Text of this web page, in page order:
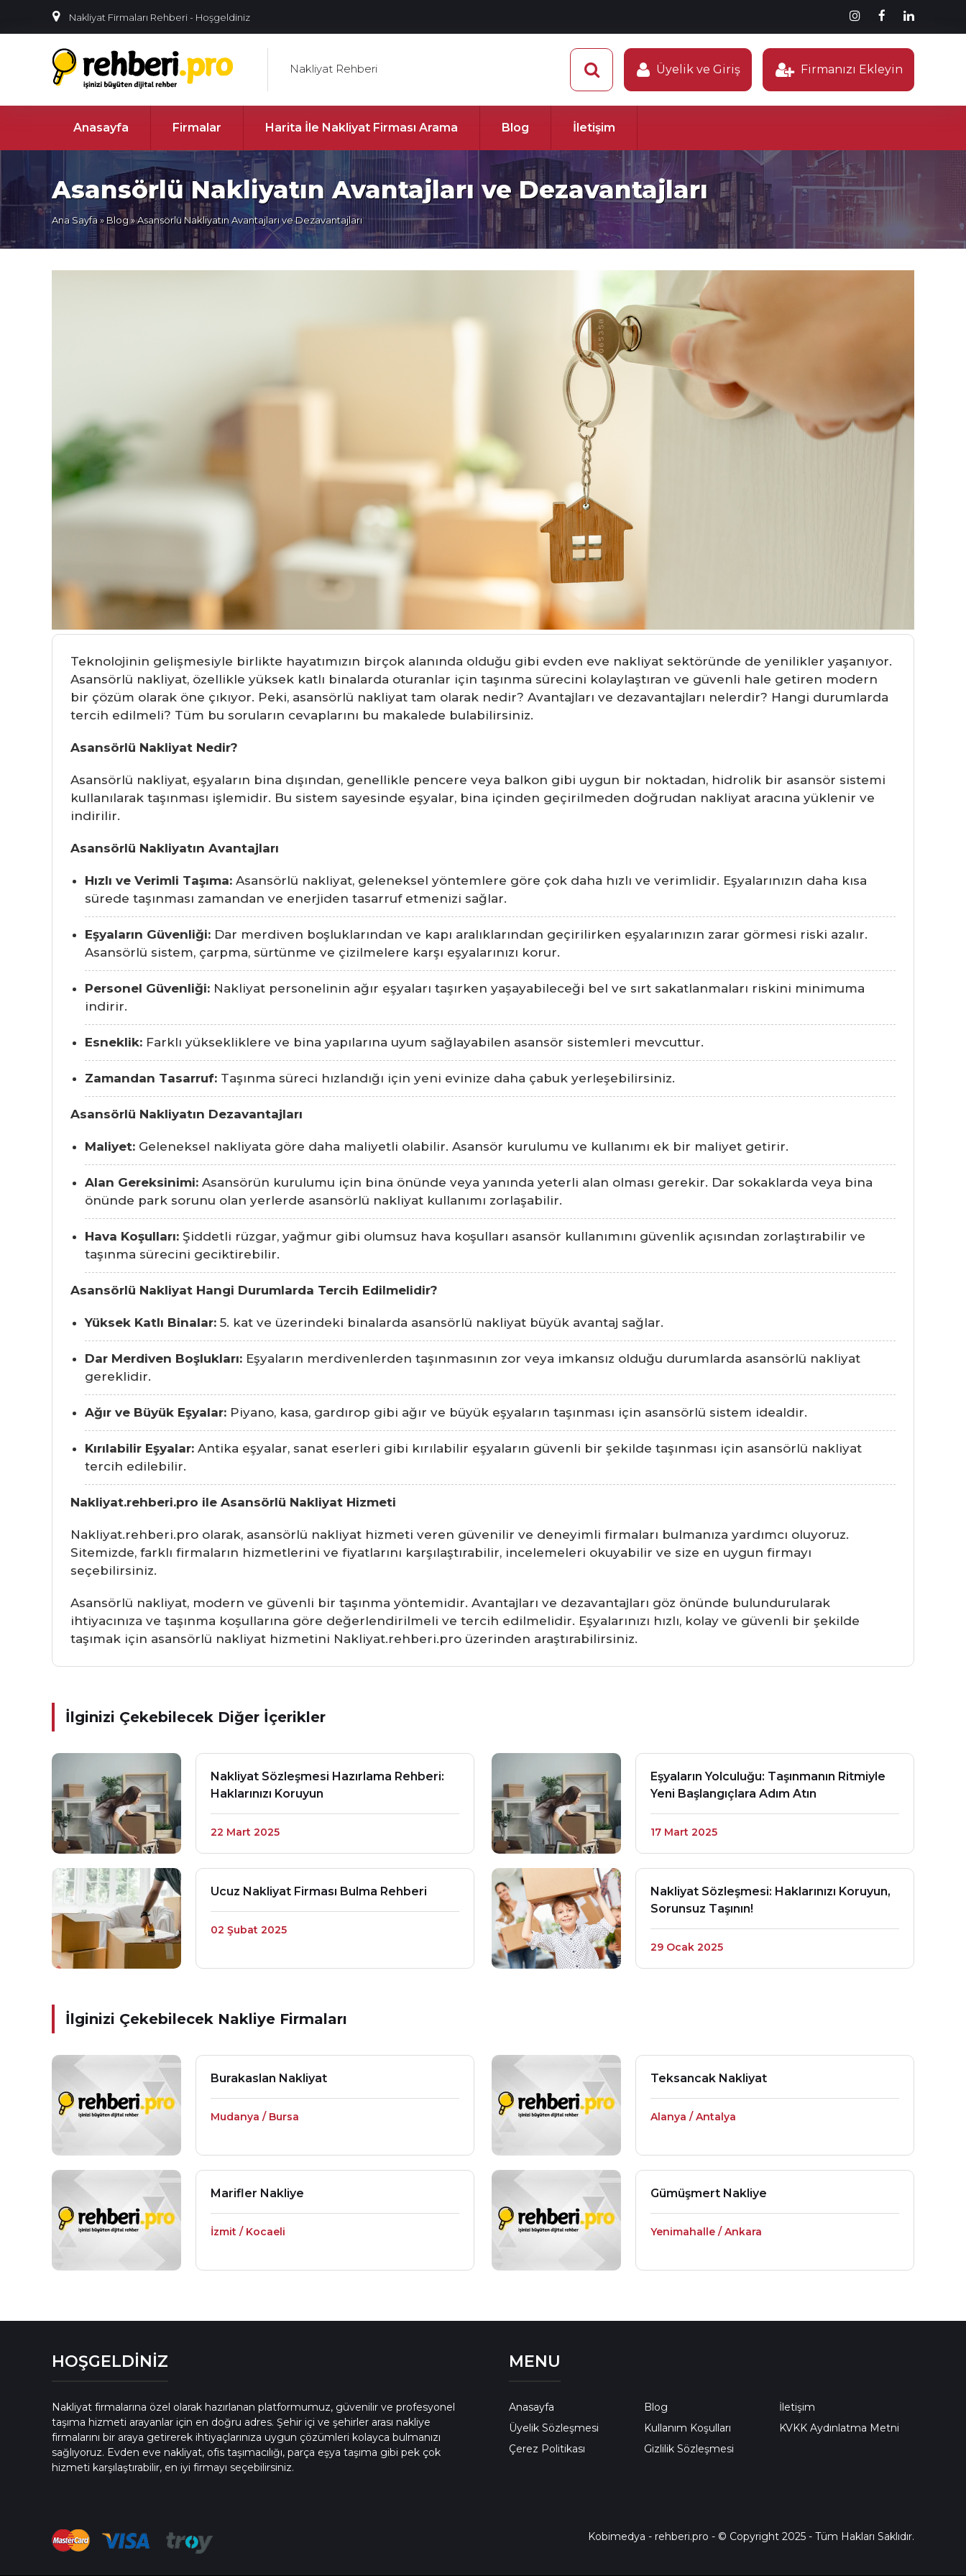
Nakliyat Firmaları Rehberi - Hoşgeldiniz
Nakliyat Rehberi Üyelik ve Giriş Firmanızı Ekleyin
Anasayfa Firmalar Harita İle Nakliyat Firması Arama Blog İletişim
Asansörlü Nakliyatın Avantajları ve Dezavantajları
Ana Sayfa»Blog» Asansörlü Nakliyatın Avantajları ve Dezavantajları
Teknolojinin gelişmesiyle birlikte hayatımızın birçok alanında olduğu gibi evden eve nakliyat sektöründe de yenilikler yaşanıyor.
Asansörlü nakliyat, özellikle yüksek katlı binalarda oturanlar için taşınma sürecini kolaylaştıran ve güvenli hale getiren modern
bir çözüm olarak öne çıkıyor. Peki, asansörlü nakliyat tam olarak nedir? Avantajları ve dezavantajları nelerdir? Hangi durumlarda
tercih edilmeli? Tüm bu soruların cevaplarını bu makalede bulabilirsiniz.
Asansörlü Nakliyat Nedir?
Asansörlü nakliyat, eşyaların bina dışından, genellikle pencere veya balkon gibi uygun bir noktadan, hidrolik bir asansör sistemi
kullanılarak taşınması işlemidir. Bu sistem sayesinde eşyalar, bina içinden geçirilmeden doğrudan nakliyat aracına yüklenir ve
indirilir.
Asansörlü Nakliyatın Avantajları
Hızlı ve Verimli Taşıma: Asansörlü nakliyat, geleneksel yöntemlere göre çok daha hızlı ve verimlidir. Eşyalarınızın daha kısa
sürede taşınması zamandan ve enerjiden tasarruf etmenizi sağlar.
Eşyaların Güvenliği: Dar merdiven boşluklarından ve kapı aralıklarından geçirilirken eşyalarınızın zarar görmesi riski azalır.
Asansörlü sistem, çarpma, sürtünme ve çizilmelere karşı eşyalarınızı korur.
Personel Güvenliği: Nakliyat personelinin ağır eşyaları taşırken yaşayabileceği bel ve sırt sakatlanmaları riskini minimuma
indirir.
Esneklik: Farklı yüksekliklere ve bina yapılarına uyum sağlayabilen asansör sistemleri mevcuttur.
Zamandan Tasarruf: Taşınma süreci hızlandığı için yeni evinize daha çabuk yerleşebilirsiniz.
Asansörlü Nakliyatın Dezavantajları
Maliyet: Geleneksel nakliyata göre daha maliyetli olabilir. Asansör kurulumu ve kullanımı ek bir maliyet getirir.
Alan Gereksinimi: Asansörün kurulumu için bina önünde veya yanında yeterli alan olması gerekir. Dar sokaklarda veya bina
önünde park sorunu olan yerlerde asansörlü nakliyat kullanımı zorlaşabilir.
Hava Koşulları: Şiddetli rüzgar, yağmur gibi olumsuz hava koşulları asansör kullanımını güvenlik açısından zorlaştırabilir ve
taşınma sürecini geciktirebilir.
Asansörlü Nakliyat Hangi Durumlarda Tercih Edilmelidir?
Yüksek Katlı Binalar: 5. kat ve üzerindeki binalarda asansörlü nakliyat büyük avantaj sağlar.
Dar Merdiven Boşlukları: Eşyaların merdivenlerden taşınmasının zor veya imkansız olduğu durumlarda asansörlü nakliyat
gereklidir.
Ağır ve Büyük Eşyalar: Piyano, kasa, gardırop gibi ağır ve büyük eşyaların taşınması için asansörlü sistem idealdir.
Kırılabilir Eşyalar: Antika eşyalar, sanat eserleri gibi kırılabilir eşyaların güvenli bir şekilde taşınması için asansörlü nakliyat
tercih edilebilir.
Nakliyat.rehberi.pro ile Asansörlü Nakliyat Hizmeti
Nakliyat.rehberi.pro olarak, asansörlü nakliyat hizmeti veren güvenilir ve deneyimli firmaları bulmanıza yardımcı oluyoruz.
Sitemizde, farklı firmaların hizmetlerini ve fiyatlarını karşılaştırabilir, incelemeleri okuyabilir ve size en uygun firmayı
seçebilirsiniz.
Asansörlü nakliyat, modern ve güvenli bir taşınma yöntemidir. Avantajları ve dezavantajları göz önünde bulundurularak
ihtiyacınıza ve taşınma koşullarına göre değerlendirilmeli ve tercih edilmelidir. Eşyalarınızı hızlı, kolay ve güvenli bir şekilde
taşımak için asansörlü nakliyat hizmetini Nakliyat.rehberi.pro üzerinden araştırabilirsiniz.
İlginizi Çekebilecek Diğer İçerikler
Nakliyat Sözleşmesi Hazırlama Rehberi:
Haklarınızı Koruyun
22 Mart 2025
Eşyaların Yolculuğu: Taşınmanın Ritmiyle
Yeni Başlangıçlara Adım Atın
17 Mart 2025
Ucuz Nakliyat Firması Bulma Rehberi
02 Şubat 2025
Nakliyat Sözleşmesi: Haklarınızı Koruyun,
Sorunsuz Taşının!
29 Ocak 2025
İlginizi Çekebilecek Nakliye Firmaları
Burakaslan Nakliyat
Mudanya / Bursa
Teksancak Nakliyat
Alanya / Antalya
Marifler Nakliye
İzmit / Kocaeli
Gümüşmert Nakliye
Yenimahalle / Ankara
HOŞGELDİNİZ
Nakliyat firmalarına özel olarak hazırlanan platformumuz, güvenilir ve profesyonel
taşıma hizmeti arayanlar için en doğru adres. Şehir içi ve şehirler arası nakliye
firmalarını bir araya getirerek ihtiyaçlarınıza uygun çözümleri kolayca bulmanızı
sağlıyoruz. Evden eve nakliyat, ofis taşımacılığı, parça eşya taşıma gibi pek çok
hizmeti karşılaştırabilir, en iyi firmayı seçebilirsiniz.
MENU
Anasayfa Blog
İletişim
Üyelik Sözleşmesi
Kullanım Koşulları
KVKK Aydınlatma Metni
Çerez Politikası
Gizlilik Sözleşmesi
Kobimedya - rehberi.pro - © Copyright 2025 - Tüm Hakları Saklıdır.